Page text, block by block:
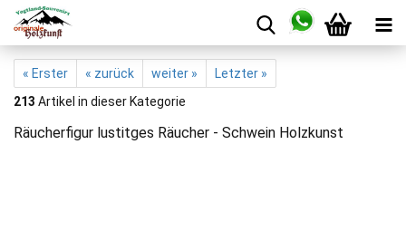
« Erster « zurück weiter »
Letzter »
213 Artikel in dieser Kategorie
Räucherfigur lustitges Räucher - Schwein Holzkunst